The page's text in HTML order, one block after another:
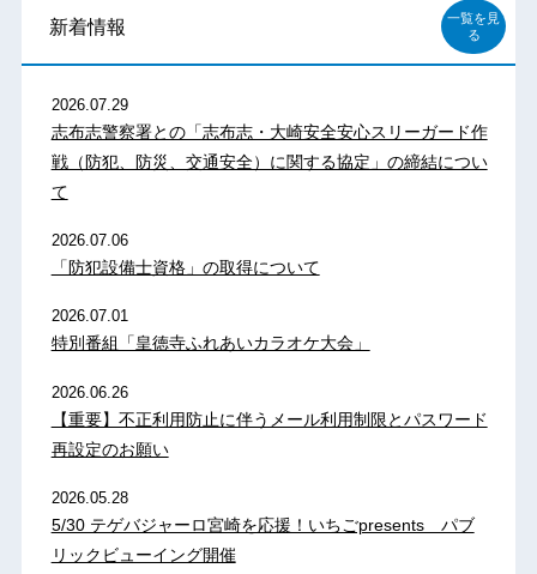
新着情報
一覧を見
る
2026.07.29
志布志警察署との「志布志・大崎安全安心スリーガード作
戦（防犯、防災、交通安全）に関する協定」の締結につい
て
2026.07.06
「防犯設備士資格」の取得について
2026.07.01
特別番組「皇徳寺ふれあいカラオケ大会」
2026.06.26
【重要】不正利用防止に伴うメール利用制限とパスワード
再設定のお願い
2026.05.28
5/30 テゲバジャーロ宮崎を応援！いちごpresents パブ
リックビューイング開催